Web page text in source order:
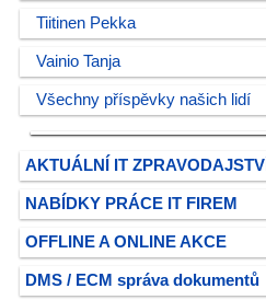
Tiitinen Pekka
Vainio Tanja
Všechny příspěvky našich lidí
AKTUÁLNÍ IT ZPRAVODAJSTVÍ
NABÍDKY PRÁCE IT FIREM
OFFLINE A ONLINE AKCE
DMS / ECM správa dokumentů